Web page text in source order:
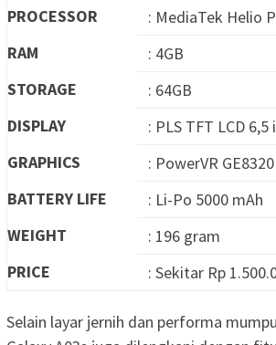
PROCESSOR
: MediaTek Helio
RAM
: 4GB
STORAGE
: 64GB
DISPLAY
: PLS TFT LCD 6,5
GRAPHICS
: PowerVR GE8320
BATTERY LIFE
: Li-Po 5000 mAh
WEIGHT
: 196 gram
PRICE
: Sekitar Rp
Selain layar jernih dan performa